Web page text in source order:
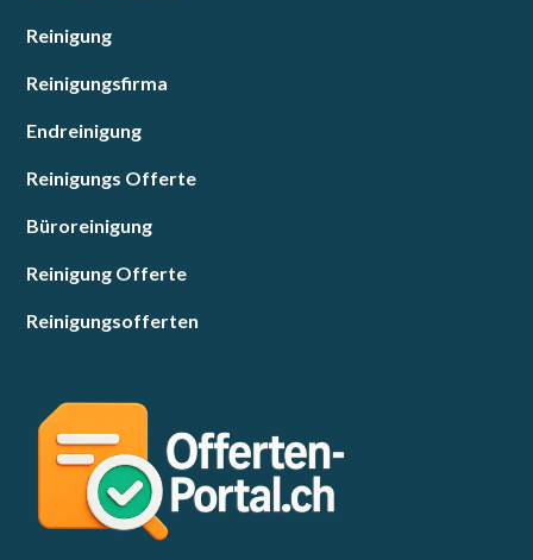
Reinigung
Reinigungsfirma
Endreinigung
Reinigungs Offerte
Büroreinigung
Reinigung Offerte
Reinigungsofferten